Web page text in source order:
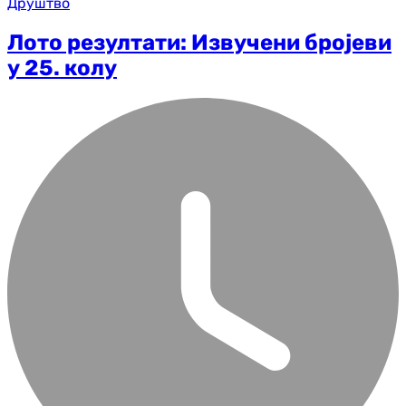
Лото резултати: Извучени бројеви
у 25. колу